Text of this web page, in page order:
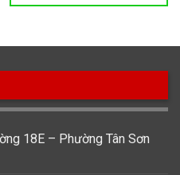
18E – Phường Tân Sơn